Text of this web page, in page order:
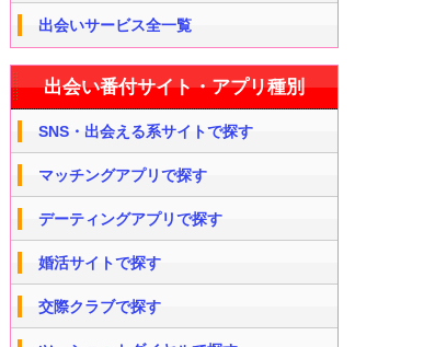
出会いサービス全一覧
出会い番付サイト・アプリ種別
SNS・出会える系サイトで探す
マッチングアプリで探す
デーティングアプリで探す
婚活サイトで探す
交際クラブで探す